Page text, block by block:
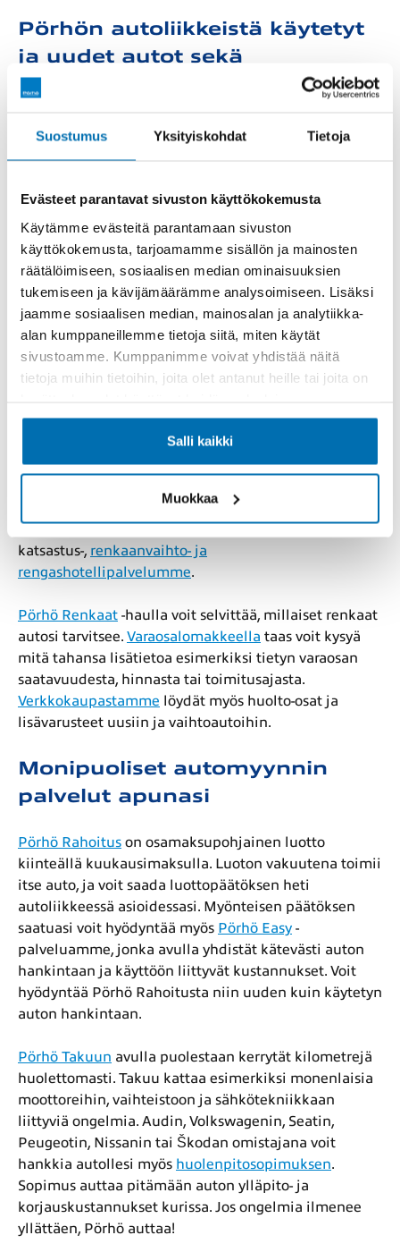
Suostumus Yksityiskohdat Tietoja
Evästeet parantavat sivuston käyttökokemusta
Käytämme evästeitä parantamaan sivuston
käyttökokemusta, tarjoamamme sisällön ja mainosten
räätälöimiseen, sosiaalisen median ominaisuuksien
tukemiseen ja kävijämäärämme analysoimiseen. Lisäksi
jaamme sosiaalisen median, mainosalan ja analytiikka-
alan kumppaneillemme tietoja siitä, miten käytät
sivustoamme. Kumppanimme voivat yhdistää näitä
tietoja muihin tietoihin, joita olet antanut heille tai joita on
Salli kaikki
Muokkaa
Pörhön autoliikkeistä käytetyt
ja uudet autot sekä
merkkihuollot
Pörhön Autoliike on täyden palvelun autokauppa.
vaihtoautot. Edustamamme automerkit ovat
Nissan, Peugeot, Citroën, Opel, Jeep, Fiat, Alfa Romeo,
Suzuki, Isuzu sekä Hyundai.
Etsitkö sähköautoa, hybridiä, dieselautoa, nelivetoa
tai isoa, turvallista perheautoa? Löydät etsimäsi
autohaustamme.
Pörhöltä myös kattavat ja
luotettavat huoltopalvelut
Pörhön huoltopalveluihinkuuluvat merkkihuollot ja
vakuutusyhtiöiden hyväksymiä
vahinkotarkastusasemia.Hyödynnä myös
katsastus-, renkaanvaihto- ja
rengashotellipalvelumme.
Pörhö Renkaat -haulla voit selvittää, millaiset renkaat
autosi tarvitsee. Varaosalomakkeella taas voit kysyä
mitä tahansa lisätietoa esimerkiksi tietyn varaosan
saatavuudesta, hinnasta tai toimitusajasta.
Verkkokaupastamme löydät myös huolto-osat ja
lisävarusteet uusiin ja vaihtoautoihin.
Monipuoliset automyynnin
palvelut apunasi
Pörhö Rahoitus on osamaksupohjainen luotto
kiinteällä kuukausimaksulla. Luoton vakuutena toimii
itse auto, ja voit saada luottopäätöksen heti
autoliikkeessä asioidessasi. Myönteisen päätöksen
saatuasi voit hyödyntää myös Pörhö Easy -
palveluamme, jonka avulla yhdistät kätevästi auton
hankintaan ja käyttöön liittyvät kustannukset. Voit
hyödyntää Pörhö Rahoitusta niin uuden kuin käytetyn
auton hankintaan.
Pörhö Takuun avulla puolestaan kerrytät kilometrejä
huolettomasti. Takuu kattaa esimerkiksi monenlaisia
moottoreihin, vaihteistoon ja sähkötekniikkaan
liittyviä ongelmia. Audin, Volkswagenin, Seatin,
Peugeotin, Nissanin tai Škodan omistajana voit
hankkia autollesi myös huolenpitosopimuksen.
Sopimus auttaa pitämään auton ylläpito- ja
korjauskustannukset kurissa. Jos ongelmia ilmenee
yllättäen, Pörhö auttaa!